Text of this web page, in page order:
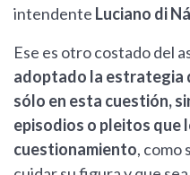
intendente Luciano di
Ese es otro costado del
adoptado la estrategia
sólo en esta cuestión,
episodios o pleitos que
cuestionamiento, como